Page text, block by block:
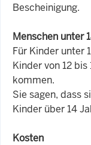
Bescheinigung.
Menschen unter
Für Kinder unter
Kinder von 12
kommen.
Sie sagen, dass
Kinder über 14
Kosten